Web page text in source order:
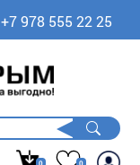
+7 978 555 22 25
0
0